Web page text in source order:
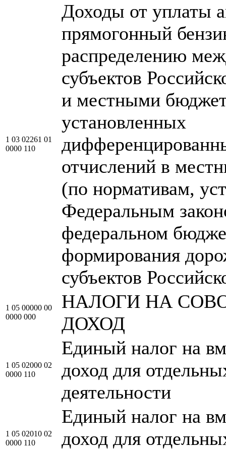
1 03 02261 01
0000 110
Доходы от уплаты
прямогонный
распределению
субъектов
и местными
установленных
отчислений в
(по нормативам,
Федеральным
федеральном
формирования
субъектов
1 05 00000 00
0000 000
НАЛОГИ НА
ДОХОД
1 05 02000 02
0000 110
Единый налог на
доход для
деятельности
1 05 02010 02
0000 110
Единый налог на
доход для